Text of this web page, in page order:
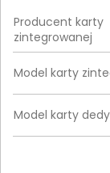
Producent karty
zintegrowanej
Model karty
Model karty